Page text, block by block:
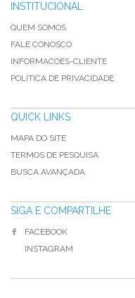
INSTITUCIONAL
QUEM SOMOS
FALE CONOSCO
INFORMACOES-CLIENTE
POLÍTICA DE PRIVACIDADE
QUICK LINKS
MAPA DO SITE
TERMOS DE PESQUISA
BUSCA AVANÇADA
SIGA E COMPARTILHE
FACEBOOK
INSTAGRAM